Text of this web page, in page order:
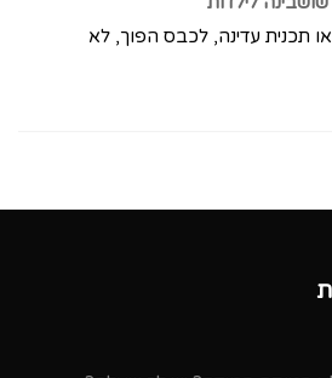
תכנית עדינה, לכבס הפוך, לא